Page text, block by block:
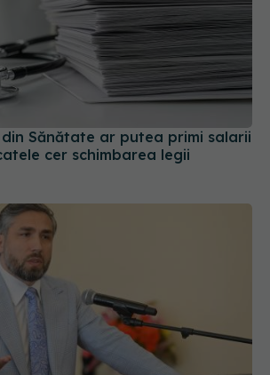
Sănătate ar putea primi salarii
cer schimbarea legii